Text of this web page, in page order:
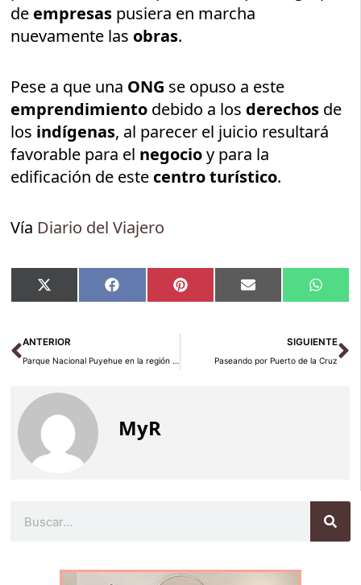
de empresas pusiera en marcha
nuevamente las obras.
Pese a que una ONG se opuso a este
emprendimiento debido a los derechos de
los indígenas, al parecer el juicio resultará
favorable para el negocioy para la
edificación de este centro turístico.
Vía Diario del Viajero
Compartir
en
X
(Twitter)
Compartir
en
Facebook Compartir
en
Pinterest Compartir
en
Email
en
Ant
ANTERIOR
Parque Nacional Puyehue en la región de los lagos chilenos
SIGUIENTE
Paseando por Puerto de la Cruz
MyR